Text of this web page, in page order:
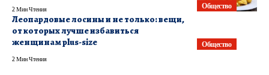
Общество
2 Мин Чтения
Общество
Леопардовые лосины и не только: вещи,
от которых лучше избавиться
женщинам plus-size
2 Мин Чтения